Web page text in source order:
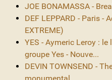
JOE BONAMASSA -
DEF LEPPARD - Paris -
EXTREME)
YES - Aymeric Leroy :
groupe Yes - Nouve...
DEVIN TOWNSEND -
monumental